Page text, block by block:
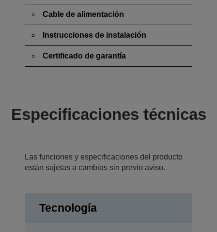
Cable de alimentación
Instrucciones de instalación
Certificado de garantía
Especificaciones técnicas
Las funciones y especificaciones del producto
están sujetas a cambios sin previo aviso.
Tecnología